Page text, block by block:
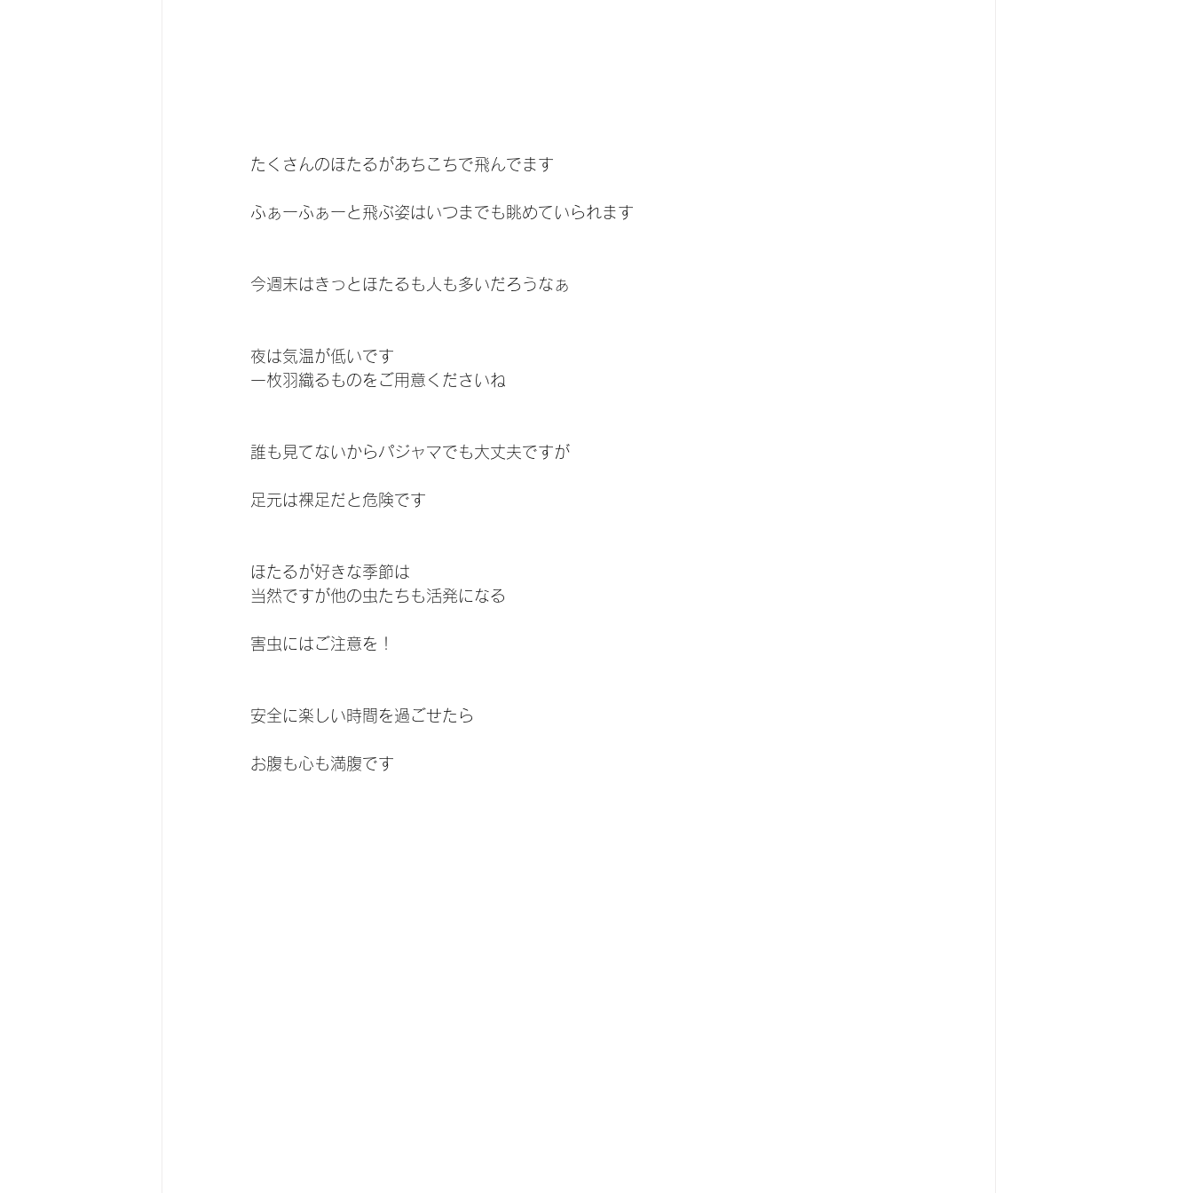
たくさんのほたるがあちこちで飛んでます
ふぁーふぁーと飛ぶ姿はいつまでも眺めていられます
今週末はきっとほたるも人も多いだろうなぁ
夜は気温が低いです
一枚羽織るものをご用意くださいね
誰も見てないからパジャマでも大丈夫ですが
足元は裸足だと危険です
ほたるが好きな季節は
当然ですが他の虫たちも活発になる
害虫にはご注意を！
安全に楽しい時間を過ごせたら
お腹も心も満腹です